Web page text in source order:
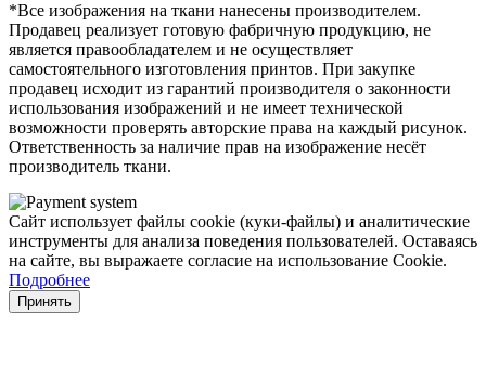
*Все изображения на ткани нанесены производителем.
Продавец реализует готовую фабричную продукцию, не
является правообладателем и не осуществляет
самостоятельного изготовления принтов. При закупке
продавец исходит из гарантий производителя о законности
использования изображений и не имеет технической
возможности проверять авторские права на каждый рисунок.
Ответственность за наличие прав на изображение несёт
производитель ткани.
Сайт использует файлы cookie (куки-файлы) и аналитические
инструменты для анализа поведения пользователей. Оставаясь
на сайте, вы выражаете согласие на использование Cookie.
Подробнее
Принять